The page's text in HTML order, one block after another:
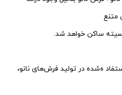
متنع
ساکن خواهد شد.
ه‌شده در تولید فرش‌های نانو،